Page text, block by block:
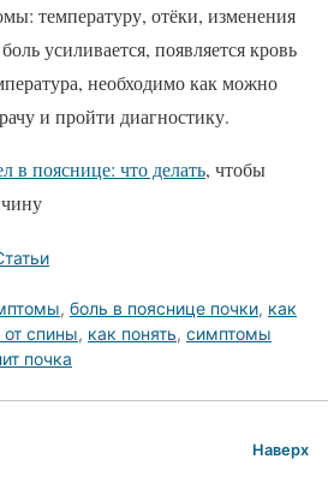
температуру, отёки, изменения
усиливается, появляется кровь
необходимо как можно
и пройти диагностику.
в пояснице: что делать, чтобы
, боль в пояснице почки, как
от спины, как понять, симптомы
почка
Наверх